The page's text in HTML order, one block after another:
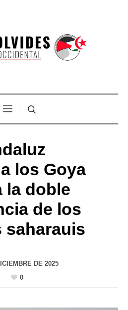
los Goya
la doble
de los
saharauis
DE 2025
0